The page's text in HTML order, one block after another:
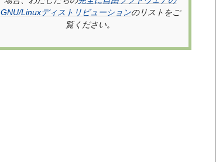
GNU/Linuxディストリビューションのリストをご
覧ください。